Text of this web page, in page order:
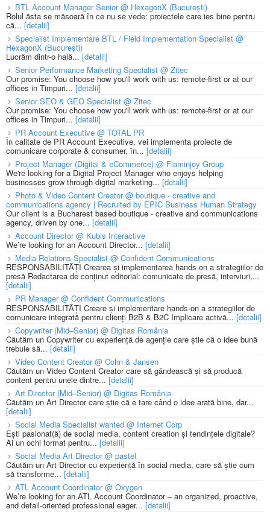
BTL Account Manager Senior @ HexagonX (București)
Rolul ăsta se măsoară în ce nu se vede: proiectele care ies bine pentru
că... [detalii]
Specialist Implementare BTL / Field Implementation Specialist @
HexagonX (București)
Lucrăm dintr-o hală...[detalii]
Senior Performance Marketing Specialist @ Zitec
Our promise: You choose how you'll work with us: remote-first or at our
offices in Timpuri... [detalii]
Senior SEO & GEO Specialist @ Zitec
Our promise: You choose how you'll work with us: remote-first or at our
offices in Timpuri... [detalii]
PR Account Executive @ TOTAL PR
În calitate de PR Account Executive, vei implementa proiecte de
comunicare corporate & consumer, în... [detalii]
Project Manager (Digital & eCommerce) @ Flaminjoy Group
We're looking for a Digital Project Manager who enjoys helping
businesses grow through digital marketing... [detalii]
Photo & Video Content Creator @ boutique - creative and
communications agency | Recruited by EPIC Business Human Strategy
Our client is a Bucharest based boutique - creative and communications
agency, driven by one... [detalii]
Account Director @ Kubis Interactive
We’re looking for an Account Director... [detalii]
Media Relations Specialist @ Confident Communications
RESPONSABILITĂȚI Crearea și implementarea hands-on a strategiilor de
presă Redactarea de conținut editorial: comunicate de presă, interviuri,...
[detalii]
PR Manager @ Confident Communications
RESPONSABILITĂȚI Creare și implementare hands-on a strategiilor de
comunicare integrată pentru clienți B2B & B2C Implicare activă... [detalii]
Copywriter (Mid–Senior) @ Digitas România
Căutăm un Copywriter cu experiență de agenție care știe că o idee bună
trebuie să... [detalii]
Video Content Creator @ Cohn & Jansen
Căutăm un Video Content Creator care să gândească și să producă
content pentru unele dintre... [detalii]
Art Director (Mid–Senior) @ Digitas România
Căutăm un Art Director care știe că e tare când o idee arată bine, dar...
[detalii]
Social Media Specialist wanted @ Internet Corp
Ești pasionat(ă) de social media, content creation și tendințele digitale?
Ai un ochi format pentru... [detalii]
Social Media Art Director @ pastel
Căutăm un Art Director cu experiență în social media, care să știe cum
să transforme... [detalii]
ATL Account Coordinator @ Oxygen
We’re looking for an ATL Account Coordinator – an organized, proactive,
and detail-oriented professional eager... [detalii]